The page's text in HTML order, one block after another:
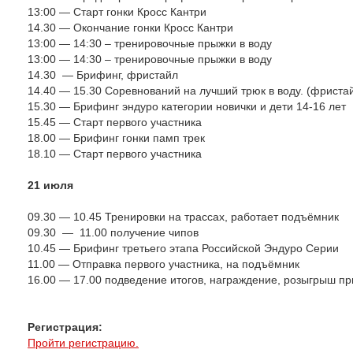
13:00 — Старт гонки Кросс Кантри
14.30 — Окончание гонки Кросс Кантри
13:00 — 14:30 – тренировочные прыжки в воду
13:00 — 14:30 – тренировочные прыжки в воду
14.30 — Брифинг, фристайл
14.40 — 15.30 Соревнований на лучший трюк в воду.
15.30 — Брифинг эндуро категории новички и дети 14-16 лет
15.45 — Старт первого участника
18.00 — Брифинг гонки памп трек
18.10 — Старт первого участника
21 июля
09.30 — 10.45 Тренировки на трассах, работает подъёмник
09.30 — 11.00 получение чипов
10.45 — Брифинг третьего этапа Российской Эндуро Серии
11.00 — Отправка первого участника, на подъёмник
16.00 — 17.00 подведение итогов, награждение, розыгрыш
Регистрация:
Пройти регистрацию.